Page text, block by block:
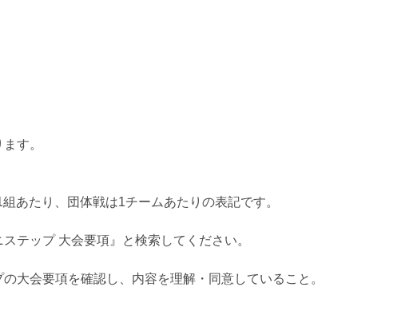
す。
あたり、団体戦は1チームあたりの表記です。
テップ 大会要項』と検索してください。
大会要項を確認し、内容を理解・同意していること。